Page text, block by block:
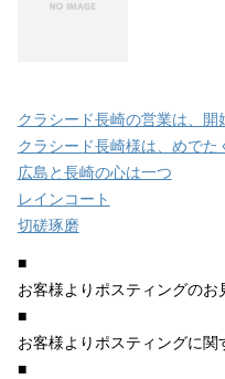
クラシード長崎の営業は、開
クラシード長崎様は、めで
広島と長崎の心は一つ
レインコート
切磋琢磨
■
お客様よりポスティングのお
■
お客様よりポスティングに関
■